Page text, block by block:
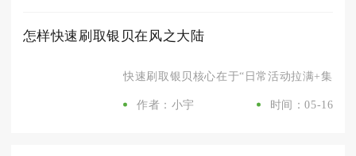
怎样快速刷取银贝在风之大陆
快速刷取银贝核心在于“日常活动拉满+集市
作者：小宇 时间：05-16